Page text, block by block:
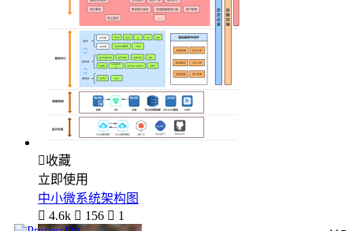
收藏
立即使用
中小微系统架构图
 4.6k  156  1